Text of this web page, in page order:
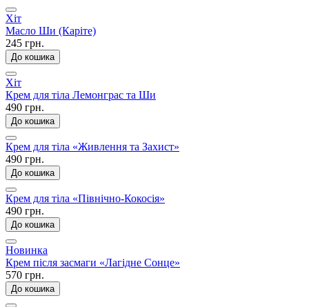
Хіт
Масло Ши (Каріте)
245 грн.
До кошика
Хіт
Крем для тіла Лемонграс та Ши
490 грн.
До кошика
Крем для тіла «Живлення та Захист»
490 грн.
До кошика
Крем для тіла «Північно-Кокосія»
490 грн.
До кошика
Новинка
Крем після засмаги «Лагідне Сонце»
570 грн.
До кошика